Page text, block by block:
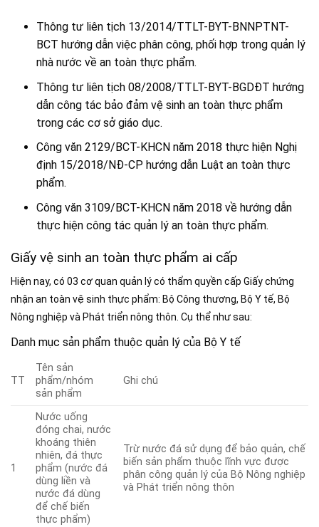
Thông tư liên tịch 13/2014/TTLT-BYT-BNNPTNT-
BCT hướng dẫn việc phân công, phối hợp trong quản lý
nhà nước về an toàn thực phẩm.
Thông tư liên tịch 08/2008/TTLT-BYT-BGDĐT hướng
dẫn công tác bảo đảm vệ sinh an toàn thực phẩm
trong các cơ sở giáo dục.
Công văn 2129/BCT-KHCN năm 2018 thực hiện Nghị
định 15/2018/NĐ-CP hướng dẫn Luật an toàn thực
phẩm.
Công văn 3109/BCT-KHCN năm 2018 về hướng dẫn
thực hiện công tác quản lý an toàn thực phẩm.
Giấy vệ sinh an toàn thực phẩm ai cấp
Hiện nay, có 03 cơ quan quản lý có thẩm quyền cấp Giấy chứng
nhận an toàn vệ sinh thực phẩm: Bộ Công thương, Bộ Y tế, Bộ
Nông nghiệp và Phát triển nông thôn. Cụ thể như sau:
Danh mục sản phẩm thuộc quản lý của Bộ Y tế
TT
Tên sản
phẩm/nhóm
sản phẩm
Ghi chú
1
Nước uống
đóng chai, nước
khoáng thiên
nhiên, đá thực
phẩm (nước đá
dùng liền và
nước đá dùng
để chế biến
thực phẩm)
Trừ nước đá sử dụng để bảo quản, chế
biến sản phẩm thuộc lĩnh vực được
phân công quản lý của Bộ Nông nghiệp
và Phát triển nông thôn